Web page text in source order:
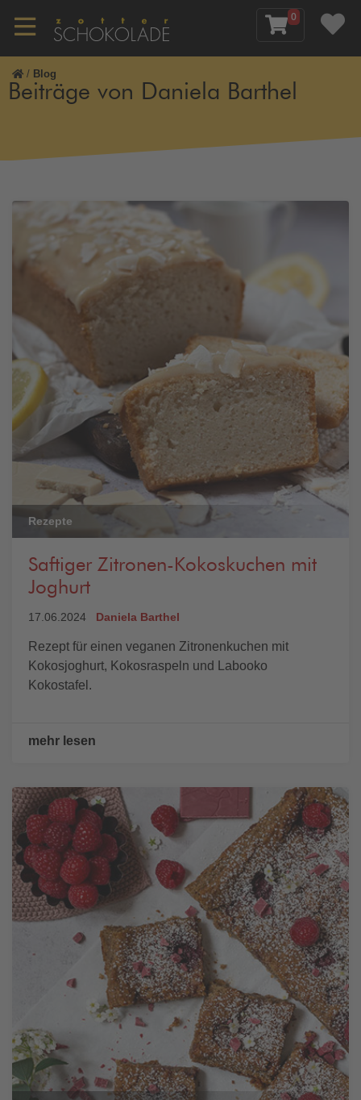
0
/ Blog
Beiträge von Daniela Barthel
Rezepte
Saftiger Zitronen-Kokoskuchen mit
Joghurt
17.06.2024 Daniela Barthel
Rezept für einen veganen Zitronenkuchen mit
Kokosjoghurt, Kokosraspeln und Labooko
Kokostafel.
mehr lesen